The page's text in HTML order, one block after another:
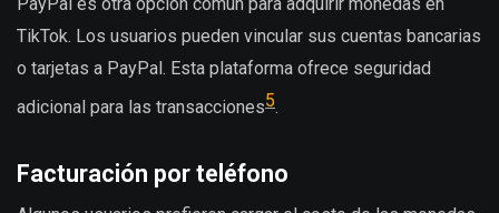
TikTok. Los usuarios pueden vincular sus cuentas bancarias
o tarjetas a PayPal. Esta plataforma ofrece seguridad
adicional para las transacciones5.
Facturación por teléfono